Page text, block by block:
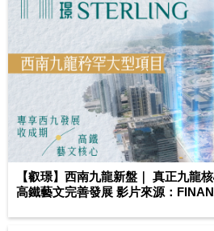
【叡璟】西南九龍新盤｜ 真正九龍
高鐵藝文完善發展 影片來源：